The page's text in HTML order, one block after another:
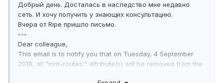
Добрый день. Досталась в наследство мне недавно
сеть. И хочу получить у знающих консультацию.
Вчера от Ripe пришло письмо.
---
Dear colleague,
This email is to notify you that on Tuesday, 4 September
2018, all "mnt-routes:" attribute(s) will be removed from the